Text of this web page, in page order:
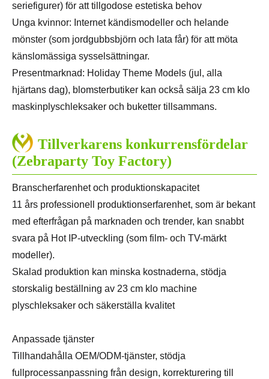
seriefigurer) för att tillgodose estetiska behov
Unga kvinnor: Internet kändismodeller och helande
mönster (som jordgubbsbjörn och lata får) för att möta
känslomässiga sysselsättningar.
Presentmarknad: Holiday Theme Models (jul, alla
hjärtans dag), blomsterbutiker kan också sälja 23 cm klo
maskinplyschleksaker och buketter tillsammans.
Tillverkarens konkurrensfördelar
(Zebraparty Toy Factory)
Branscherfarenhet och produktionskapacitet
11 års professionell produktionserfarenhet, som är bekant
med efterfrågan på marknaden och trender, kan snabbt
svara på Hot IP-utveckling (som film- och TV-märkt
modeller).
Skalad produktion kan minska kostnaderna, stödja
storskalig beställning av 23 cm klo machine
plyschleksaker och säkerställa kvalitet
Anpassade tjänster
Tillhandahålla OEM/ODM-tjänster, stödja
fullprocessanpassning från design, korrekturering till